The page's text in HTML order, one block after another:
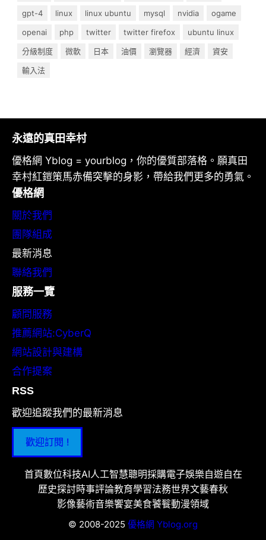
gpt-4
linux linux ubuntu mysql nvidia
ogame
openai
php twitter twitter firefox
ubuntu linux
分級制度
微軟 日本 油價 瀏覽器 經濟
資安
輸入法
永遠的真田幸村
優格網 Yblog = yourblog，你的優質部落格。願真田
幸村紅鎧策馬赤備突擊的身影，帶給我們更多的勇氣。
優格網
關於我們
團隊組成
最新消息
聯絡我們
服務一覽
顧問服務
推薦網站:CyberQ
網站設計與建構
合作提案
RSS
歡迎追蹤我們的最新消息
歡迎訂閱 !
首頁數位科技AI人工智慧聰明採購電子娛樂自遊自在
歷史探討時事評論教育學習法務世界文藝春秋
影像藝術音樂饗宴美食饕餮動漫領域
© 2008-2025 優格網 Yblog.org